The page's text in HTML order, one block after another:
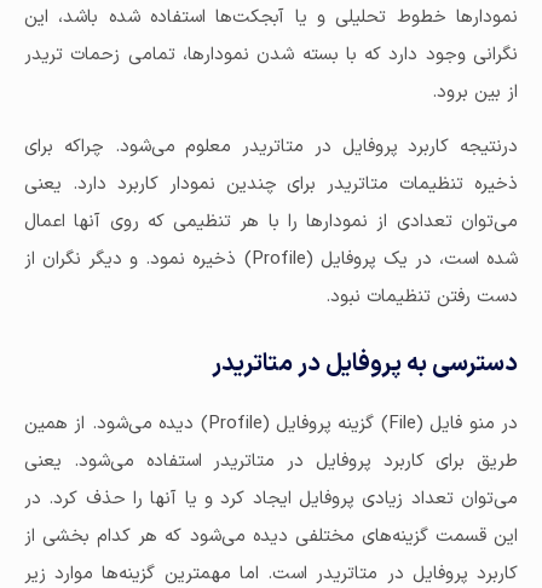
نمودارها خطوط تحلیلی و یا آبجکت‌ها استفاده شده باشد، این
نگرانی وجود دارد که با بسته شدن نمودارها، تمامی زحمات تریدر
از بین برود.
درنتیجه کاربرد پروفایل در متاتریدر معلوم می‌شود. چراکه برای
ذخیره تنظیمات متاتریدر برای چندین نمودار کاربرد دارد. یعنی
می‌توان تعدادی از نمودارها را با هر تنظیمی که روی آنها اعمال
شده است، در یک پروفایل (Profile) ذخیره نمود. و دیگر نگران از
دست رفتن تنظیمات نبود.
دسترسی به پروفایل در متاتریدر
در منو فایل (File) گزینه پروفایل (Profile) دیده می‌شود. از همین
طریق برای کاربرد پروفایل در متاتریدر استفاده می‌شود. یعنی
می‌توان تعداد زیادی پروفایل ایجاد کرد و یا آنها را حذف کرد. در
این قسمت گزینه‌های مختلفی دیده می‌شود که هر کدام بخشی از
کاربرد پروفایل در متاتریدر است. اما مهمترین گزینه‌ها موارد زیر